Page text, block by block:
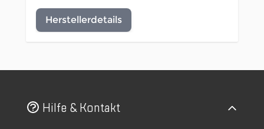
Herstellerdetails
Hilfe & Kontakt